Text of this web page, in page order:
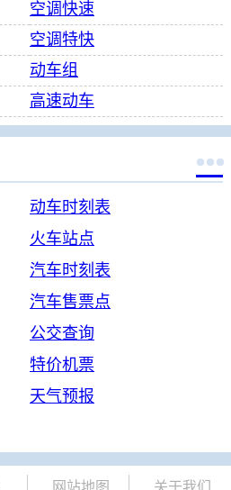
空调快速
空调特快
动车组
高速动车

动车时刻表
火车站点
汽车时刻表
汽车售票点
公交查询
特价机票
天气预报
网站地图 关于我们